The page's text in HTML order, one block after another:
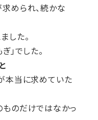
められ、続かな
した。
」でした。
本当に求めていた
のだけではなかっ